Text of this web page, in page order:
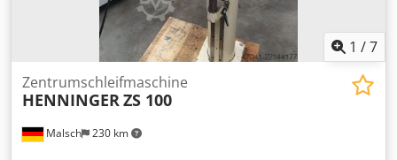
1 /7
Malsch 230 km
Zentrumschleifmaschine
HENNINGERZS 100